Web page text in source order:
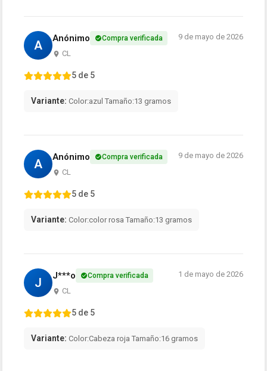
A Anónimo Compra verificada
CL
9 de mayo de 2026
5 de 5
Variante: Color:azul Tamaño:13 gramos
A Anónimo Compra verificada
CL
9 de mayo de 2026
5 de 5
Variante: Color:color rosa Tamaño:13 gramos
J J***o Compra verificada
CL
1 de mayo de 2026
5 de 5
Variante: Color:Cabeza roja Tamaño:16 gramos